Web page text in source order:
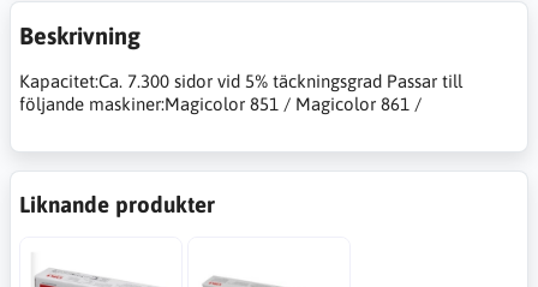
Beskrivning
Kapacitet:Ca. 7.300 sidor vid 5% täckningsgrad Passar till
följande maskiner:Magicolor 851 / Magicolor 861 /
Liknande produkter